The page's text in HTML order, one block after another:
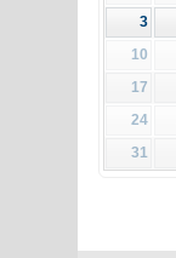
3
10
17
24
31